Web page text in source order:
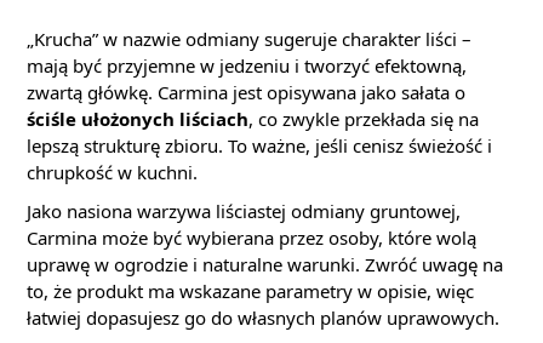
„Krucha” w nazwie odmiany sugeruje charakter liści –
mają być przyjemne w jedzeniu i tworzyć efektowną,
zwartą główkę. Carmina jest opisywana jako sałata o
ściśle ułożonych liściach, co zwykle przekłada się na
lepszą strukturę zbioru. To ważne, jeśli cenisz świeżość i
chrupkość w kuchni.
Jako nasiona warzywa liściastej odmiany gruntowej,
Carmina może być wybierana przez osoby, które wolą
uprawę w ogrodzie i naturalne warunki. Zwróć uwagę na
to, że produkt ma wskazane parametry w opisie, więc
łatwiej dopasujesz go do własnych planów uprawowych.